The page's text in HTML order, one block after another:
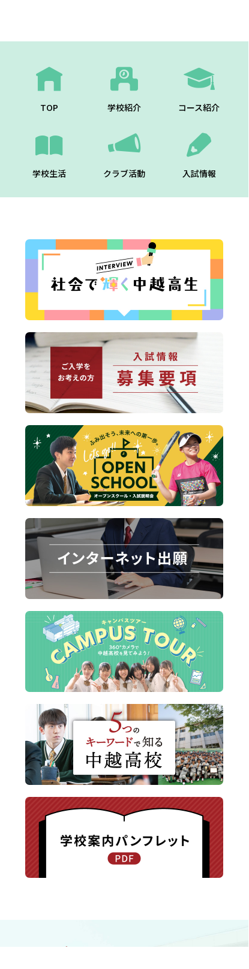
TOP 学校紹介 コース紹介
学校生活 クラブ活動 入試情報